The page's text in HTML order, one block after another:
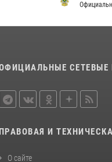
СЕТЕВЫЕ
ПРАВОВАЯ И
О сайте